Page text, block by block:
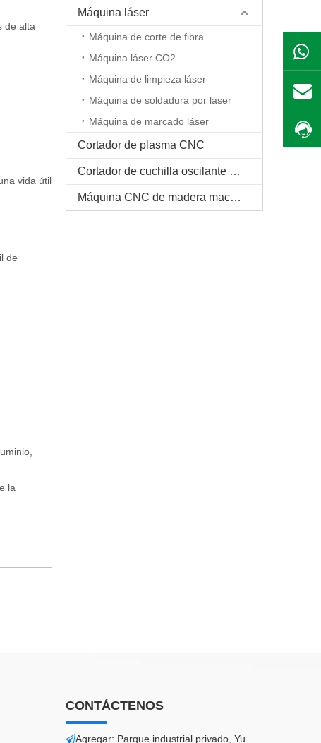
de alta
vida útil
de
la
Máquina láser
Máquina de corte de fibra
Máquina láser CO2
Máquina de limpieza láser
Máquina de soldadura por láser
Máquina de marcado láser
Cortador de plasma CNC
Cortador de cuchilla oscilante CNC
Máquina CNC de madera maciza
CONTÁCTENOS
Agregar: Parque industrial privado, Yu